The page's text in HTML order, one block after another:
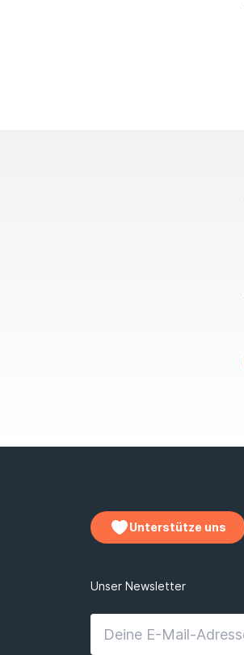
Unterstütze uns